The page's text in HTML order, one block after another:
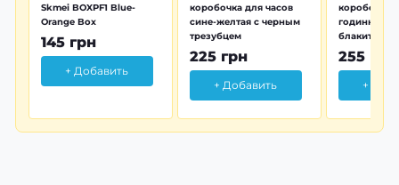
Skmei BOXPF1 Blue-
Orange Box
145 грн
+ Добавить
коробочка для часов
сине-желтая с черным
трезубцем
225 грн
+ Добавить
коробочка
годинника
блакитна
255 грн
+